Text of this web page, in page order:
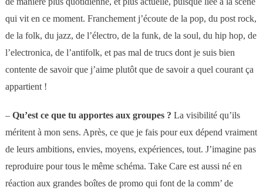
qui vit en ce moment. Franchement j’écoute de la pop, du post rock,
de la folk, du jazz, de l’électro, de la funk, de la soul, du hip hop, de
l’electronica, de l’antifolk, et pas mal de trucs dont je suis bien
contente de savoir que j’aime plutôt que de savoir a quel courant ça
appartient !
– Qu’est ce que tu apportes aux groupes ? La visibilité qu’ils
méritent à mon sens. Après, ce que je fais pour eux dépend vraiment
de leurs ambitions, envies, moyens, expériences, tout. J’imagine pas
reproduire pour tous le même schéma. Take Care est aussi né en
réaction aux grandes boîtes de promo qui font de la comm’ de